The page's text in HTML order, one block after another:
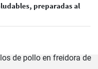
preparadas al